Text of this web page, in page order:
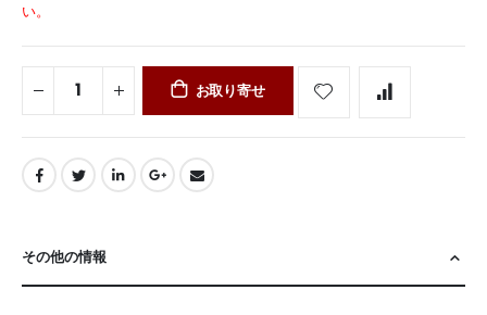
い。
お取り寄せ
その他の情報